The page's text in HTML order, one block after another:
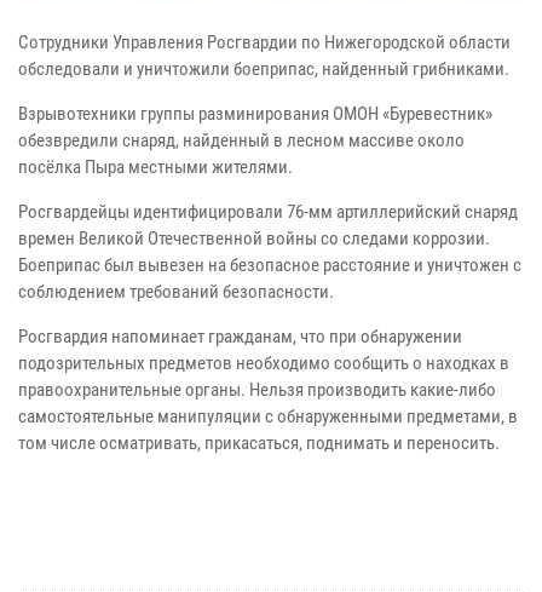
Сотрудники Управления Росгвардии по Нижегородской области
обследовали и уничтожили боеприпас, найденный грибниками.
Взрывотехники группы разминирования ОМОН «Буревестник»
обезвредили снаряд, найденный в лесном массиве около
посёлка Пыра местными жителями.
Росгвардейцы идентифицировали 76-мм артиллерийский снаряд
времен Великой Отечественной войны со следами коррозии.
Боеприпас был вывезен на безопасное расстояние и уничтожен с
соблюдением требований безопасности.
Росгвардия напоминает гражданам, что при обнаружении
подозрительных предметов необходимо сообщить о находках в
правоохранительные органы. Нельзя производить какие-либо
самостоятельные манипуляции с обнаруженными предметами, в
том числе осматривать, прикасаться, поднимать и переносить.